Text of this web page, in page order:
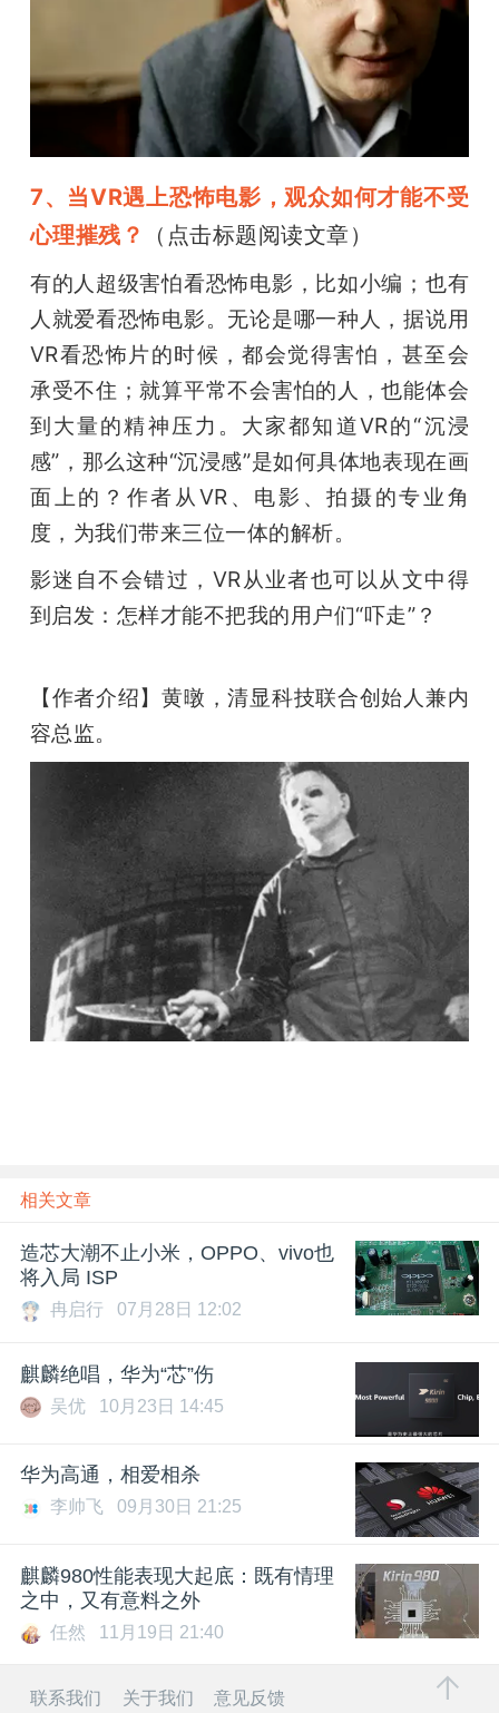
7、当VR遇上恐怖电影，观众如何才能不受
心理摧残？
（点击标题阅读文章）
有的人超级害怕看恐怖电影，比如小编；也有
人就爱看恐怖电影。无论是哪一种人，据说用
VR看恐怖片的时候，都会觉得害怕，甚至会
承受不住；就算平常不会害怕的人，也能体会
到大量的精神压力。大家都知道VR的“沉浸
感”，那么这种“沉浸感”是如何具体地表现在画
面上的？作者从VR、电影、拍摄的专业角
度，为我们带来三位一体的解析。
影迷自不会错过，VR从业者也可以从文中得
到启发：怎样才能不把我的用户们“吓走”？
【作者介绍】黄暾，清显科技联合创始人兼内
容总监。
相关文章
造芯大潮不止小米，OPPO、vivo也
将入局 ISP
冉启行 07月28日 12:02
麒麟绝唱，华为“芯”伤
吴优 10月23日 14:45
华为高通，相爱相杀
李帅飞 09月30日 21:25
麒麟980性能表现大起底：既有情理
之中，又有意料之外
任然 11月19日 21:40
联系我们 关于我们 意见反馈